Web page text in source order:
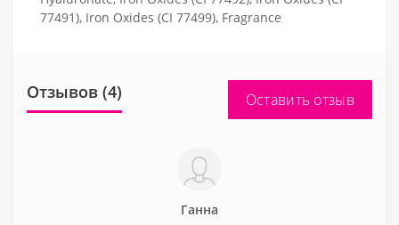
77491), Iron Oxides (CI 77499), Fragrance
Отзывов (4) Оставить отзыв
Ганна